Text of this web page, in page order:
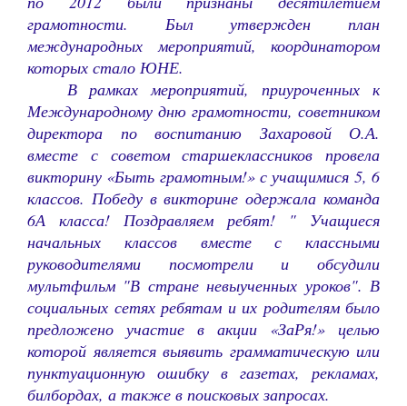
грамотности. Был утвержден план
международных мероприятий, координатором
которых стало ЮНЕ.
В рамках мероприятий, приуроченных к
Международному дню грамотности, советником
директора по воспитанию Захаровой О.А.
вместе с советом старшеклассников провела
викторину «Быть грамотным!» с учащимися 5, 6
классов. Победу в викторине одержала команда
6А класса! Поздравляем ребят! " Учащиеся
начальных классов вместе с классными
руководителями посмотрели и обсудили
мультфильм "В стране невыученных уроков". В
социальных сетях ребятам и их родителям было
предложено участие в акции «ЗаРя!» целью
которой является выявить грамматическую или
пунктуационную ошибку в газетах, рекламах,
билбордах, а также в поисковых запросах.